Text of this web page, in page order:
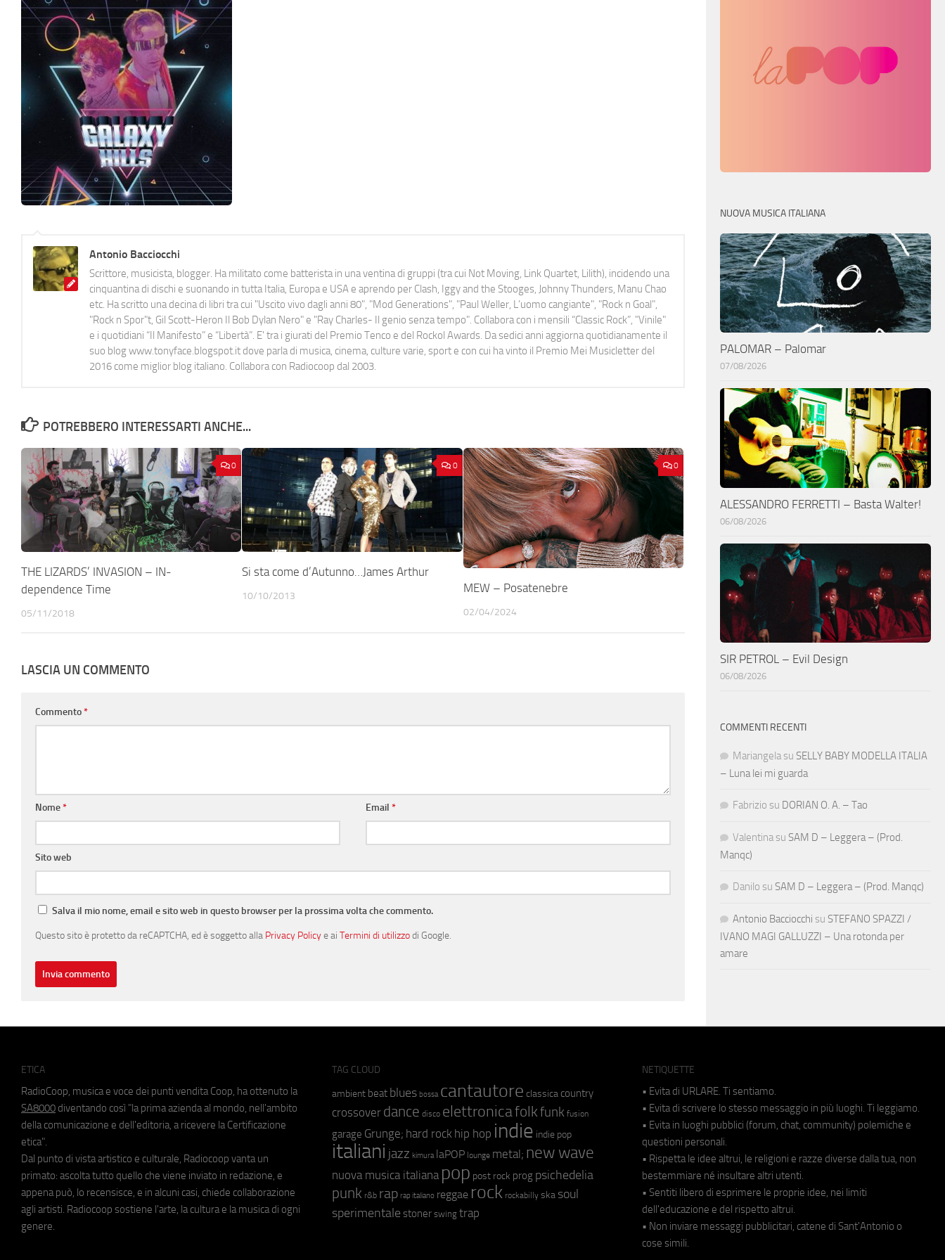
Antonio Bacciocchi
Scrittore, musicista, blogger. Ha militato come batterista in una ventina di gruppi (tra cui Not Moving, Link Quartet, Lilith), incidendo una
cinquantina di dischi e suonando in tutta Italia, Europa e USA e aprendo per Clash, Iggy and the Stooges, Johnny Thunders, Manu Chao
etc. Ha scritto una decina di libri tra cui "Uscito vivo dagli anni 80", "Mod Generations", "Paul Weller, L’uomo cangiante", "Rock n Goal",
"Rock n Spor"t, Gil Scott-Heron Il Bob Dylan Nero" e "Ray Charles- Il genio senza tempo". Collabora con i mensili “Classic Rock”, "Vinile"
e i quotidiani “Il Manifesto” e “Libertà”. E' tra i giurati del Premio Tenco e del Rockol Awards. Da sedici anni aggiorna quotidianamente il
suo blog www.tonyface.blogspot.it dove parla di musica, cinema, culture varie, sport e con cui ha vinto il Premio Mei Musicletter del
2016 come miglior blog italiano. Collabora con Radiocoop dal 2003.
POTREBBERO INTERESSARTI ANCHE...
0
THE LIZARDS’ INVASION – IN-
dependence Time
05/11/2018
0
Si sta come d’Autunno…James Arthur
10/10/2013
0
MEW – Posatenebre
02/04/2024
LASCIA UN COMMENTO
Commento*
Nome* Email*
Sito web
Salva il mio nome, email e sito web in questo browser per la prossima volta che commento.
Questo sito è protetto da reCAPTCHA, ed è soggetto alla Privacy Policye ai Termini di utilizzodi Google.
NUOVA MUSICA ITALIANA
PALOMAR – Palomar
07/08/2026
ALESSANDRO FERRETTI – Basta Walter!
06/08/2026
SIR PETROL – Evil Design
06/08/2026
COMMENTI RECENTI
Mariangela su SELLY BABY MODELLA ITALIA
– Luna lei mi guarda
Fabrizio su DORIAN O. A. – Tao
Valentina su SAM D – Leggera – (Prod.
Manqc)
Danilo su SAM D – Leggera – (Prod. Manqc)
Antonio Bacciocchi su STEFANO SPAZZI /
IVANO MAGI GALLUZZI – Una rotonda per
amare
ETICA
RadioCoop, musica e voce dei punti vendita Coop, ha ottenuto la
SA8000 diventando così "la prima azienda al mondo, nell'ambito
della comunicazione e dell'editoria, a ricevere la Certificazione
etica".
Dal punto di vista artistico e culturale, Radiocoop vanta un
primato: ascolta tutto quello che viene inviato in redazione, e
appena può, lo recensisce, e in alcuni casi, chiede collaborazione
agli artisti. Radiocoop sostiene l'arte, la cultura e la musica di ogni
genere.
TAG CLOUD
ambient beat blues bossa cantautore classica country
crossover dance disco elettronicafolkfunk fusion
garage Grunge; hard rock hip hop indie indie pop
italiani jazz kimura laPOP lounge metal; new wave
nuova musica italiana pop post rock prog psichedelia
punk r&b rap rap italiano reggae rock rockabilly ska soul
sperimentale stoner swing trap
NETIQUETTE
• Evita di URLARE. Ti sentiamo.
• Evita di scrivere lo stesso messaggio in più luoghi. Ti leggiamo.
• Evita in luoghi pubblici (forum, chat, community) polemiche e
questioni personali.
• Rispetta le idee altrui, le religioni e razze diverse dalla tua, non
bestemmiare né insultare altri utenti.
• Sentiti libero di esprimere le proprie idee, nei limiti
dell'educazione e del rispetto altrui.
• Non inviare messaggi pubblicitari, catene di Sant'Antonio o
cose simili.